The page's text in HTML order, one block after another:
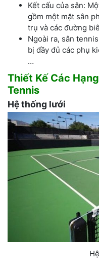
Kết cấu của sân:
gồm một mặt sân
trụ và các đường
Ngoài ra, sân
bị đầy đủ các phụ
…
Thiết Kế Các
Tennis
Hệ thống lưới